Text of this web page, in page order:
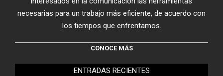
necesarias para un trabajo más eficiente, de acuerdo con
los tiempos que enfrentamos.
CONOCE MÁS
ENTRADAS RECIENTES